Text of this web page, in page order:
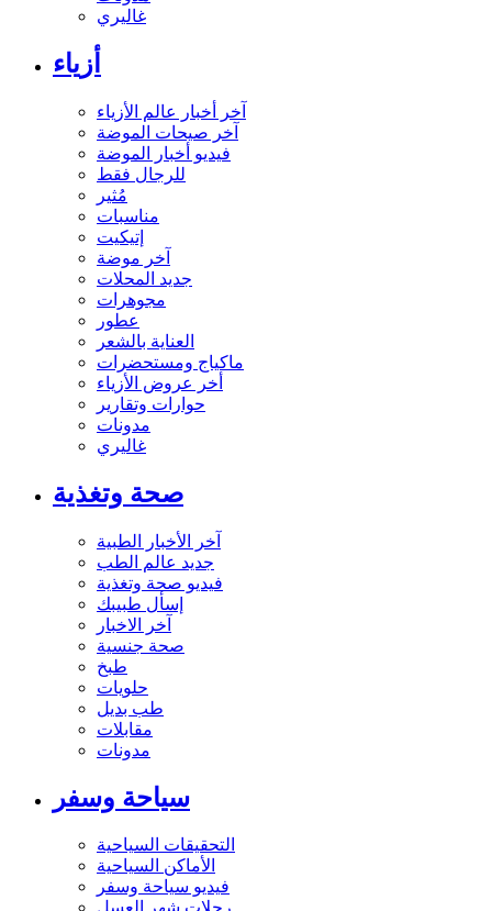
غاليري
أزياء
آخر أخبار عالم الأزياء
آخر صيحات الموضة
فيديو أخبار الموضة
للرجال فقط
مُثير
مناسبات
إتيكيت
آخر موضة
جديد المحلات
مجوهرات
عطور
العناية بالشعر
ماكياج ومستحضرات
أخر عروض الأزياء
حوارات وتقارير
مدونات
غاليري
صحة وتغذية
آخر الأخبار الطبية
جديد عالم الطب
فيديو صحة وتغذية
إسأل طبيبك
آخر الاخبار
صحة جنسية
طبخ
حلويات
طب بديل
مقابلات
مدونات
سياحة وسفر
التحقيقات السياحية
الأماكن السياحية
فيديو سياحة وسفر